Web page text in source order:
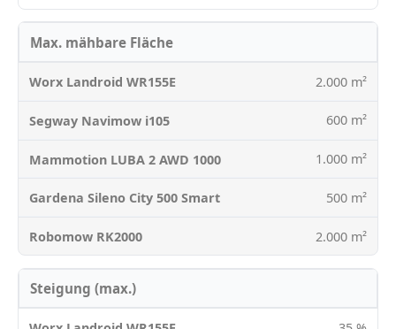
Max. mähbare Fläche
2.000 m²
600 m²
1.000 m²
500 m²
2.000 m²
Steigung (max.)